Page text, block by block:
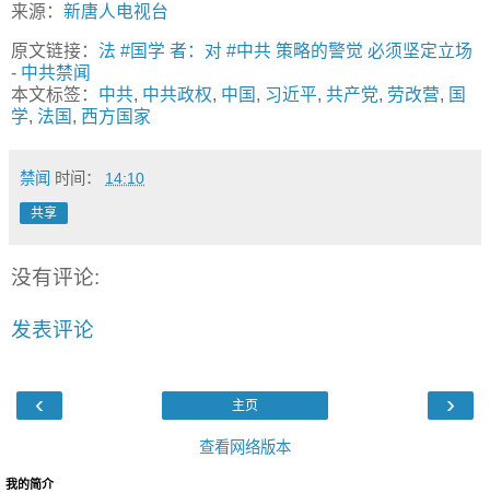
来源： 新唐人电视台
原文链接： 法 #国学 者：对 #中共 策略的警觉 必须坚定立场
- 中共禁闻
本文标签： 中共, 中共政权, 中国 , 习近平, 共产党, 劳改营, 国
学, 法国 , 西方国家
禁闻 时间： 14:10
共享
没有评论:
发表评论
‹ ›
主页
查看网络版本
我的简介